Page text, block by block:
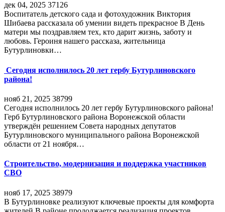
дек 04, 2025 37126
Воспитатель детского сада и фотохудожник Виктория
Шибаева рассказала об умении видеть прекрасное В День
матери мы поздравляем тех, кто дарит жизнь, заботу и
любовь. Героиня нашего рассказа, жительница
Бутурлиновки…
Сегодня исполнилось 20 лет гербу Бутурлиновского
района!
нояб 21, 2025 38799
Сегодня исполнилось 20 лет гербу Бутурлиновского района!
Герб Бутурлиновского района Воронежской области
утверждён решением Совета народных депутатов
Бутурлиновского муниципального района Воронежской
области от 21 ноября…
Строительство, модернизация и поддержка участников
СВО
нояб 17, 2025 38979
В Бутурлиновке реализуют ключевые проекты для комфорта